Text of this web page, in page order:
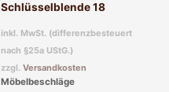
inkl. MwSt. (differenzbesteuert
nach §25a UStG.)
zzgl. Versandkosten
Möbelbeschläge